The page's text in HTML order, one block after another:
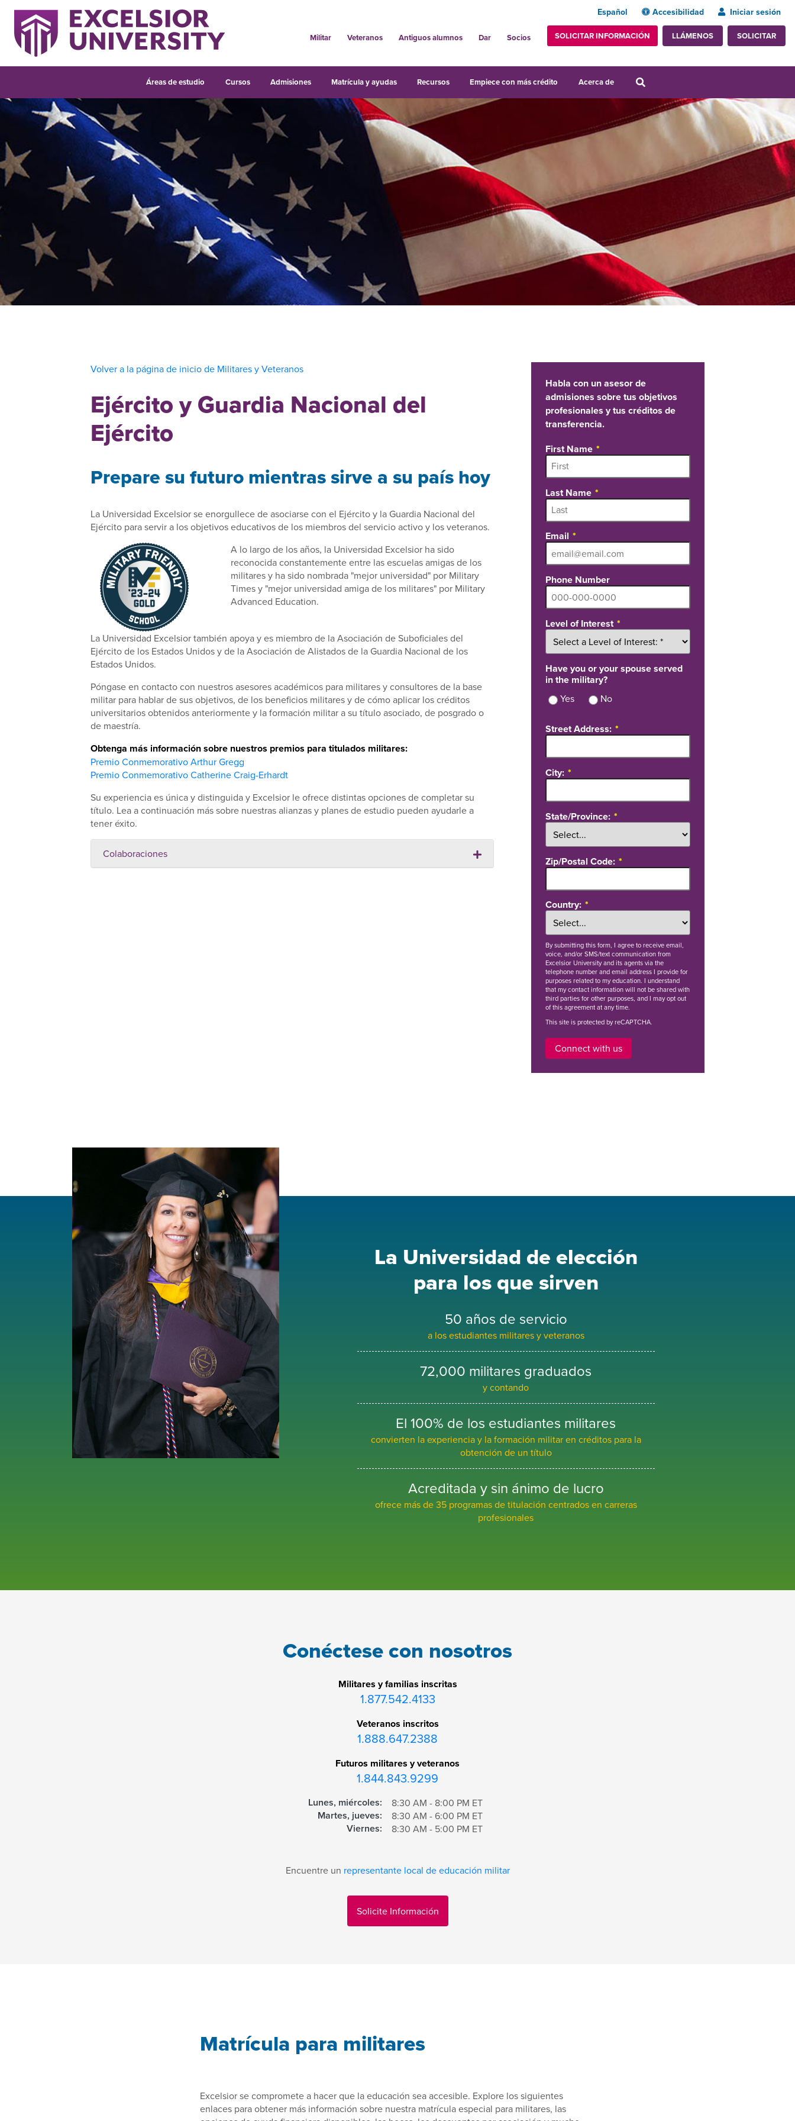
Español Accesibilidad Iniciar sesión
Militar Veteranos Antiguos alumnos Dar Socios SOLICITAR INFORMACIÓN LLÁMENOS SOLICITAR
Áreas de estudio Cursos Admisiones Matrícula y ayudas Recursos Empiece con más crédito Acerca de
Volver a la página de inicio de Militares y Veteranos
Ejército y Guardia Nacional del
Ejército
Prepare su futuro mientras sirve a su país hoy
La Universidad Excelsior se enorgullece de asociarse con el Ejército y la Guardia Nacional del
Ejército para servir a los objetivos educativos de los miembros del servicio activo y los veteranos.
A lo largo de los años, la Universidad Excelsior ha sido
reconocida constantemente entre las escuelas amigas de los
militares y ha sido nombrada "mejor universidad" por Military
Times y "mejor universidad amiga de los militares" por Military
Advanced Education.
La Universidad Excelsior también apoya y es miembro de la Asociación de Suboficiales del
Ejército de los Estados Unidos y de la Asociación de Alistados de la Guardia Nacional de los
Estados Unidos.
Póngase en contacto con nuestros asesores académicos para militares y consultores de la base
militar para hablar de sus objetivos, de los beneficios militares y de cómo aplicar los créditos
universitarios obtenidos anteriormente y la formación militar a su título asociado, de posgrado o
de maestría.
Obtenga más información sobre nuestros premios para titulados militares:
Premio Conmemorativo Arthur Gregg
Premio Conmemorativo Catherine Craig-Erhardt
Su experiencia es única y distinguida y Excelsior le ofrece distintas opciones de completar su
título. Lea a continuación más sobre nuestras alianzas y planes de estudio pueden ayudarle a
tener éxito.
Colaboraciones
Habla con un asesor de
admisiones sobre tus objetivos
profesionales y tus créditos de
transferencia.
First Name
Last Name
Email
Phone Number
Level of Interest
Have you or your spouse served
in the military?
Yes No
Street Address:
City:
State/Province:
Zip/Postal Code:
Country:
Bysubmitting this form, I agree to receive email,
voice, and/or SMS/text communication from
Excelsior University and its agents via the
telephone number and email address I provide for
purposes related to my education. I understand
that my contact information will not be shared with
third parties for other purposes, and I may opt out
of this agreement at any time.
This site is protected by reCAPTCHA.
Connect with us
La Universidad de elección
para los que sirven
50 años de servicio
a los estudiantes militares y veteranos
72,000 militares graduados
y contando
El 100% de los estudiantes militares
convierten la experiencia y la formación militar en créditos para la
obtención de un título
Acreditada y sin ánimo de lucro
ofrece más de 35 programas de titulación centrados en carreras
profesionales
Conéctese con nosotros
Militares y familias inscritas
1.877.542.4133
Veteranos inscritos
1.888.647.2388
Futuros militares y veteranos
1.844.843.9299
Lunes, miércoles: 8:30 AM - 8:00 PM ET
Martes, jueves: 8:30 AM - 6:00 PM ET
Viernes: 8:30 AM - 5:00 PM ET
Encuentre un representante local de educación militar
Solicite Información
Matrícula para militares
Excelsior se compromete a hacer que la educación sea accesible. Explore los siguientes
enlaces para obtener más información sobre nuestra matrícula especial para militares, las